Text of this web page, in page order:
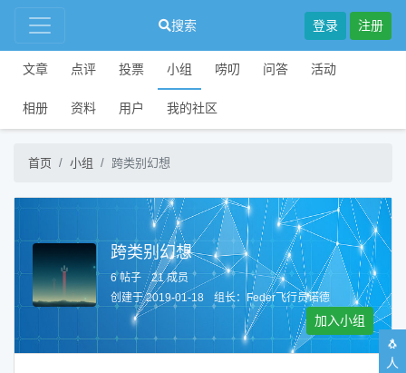
搜索 登录 注册
文章 点评 投票 小组 唠叨 问答 活动
相册 资料 用户 我的社区
首页 小组 跨类别幻想
跨类别幻想
6 帖子
21 成员
创建于 2019-01-18
组长：Feder飞行员诺德
加入小组
🐧
人